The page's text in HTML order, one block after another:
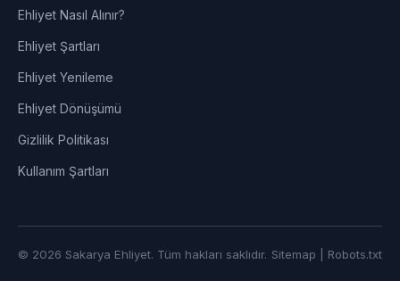
Ehliyet Nasıl Alınır?
Ehliyet Şartları
Ehliyet Yenileme
Ehliyet Dönüşümü
Gizlilik Politikası
Kullanım Şartları
© 2026 Sakarya Ehliyet. Tüm hakları saklıdır. Sitemap Robots.txt